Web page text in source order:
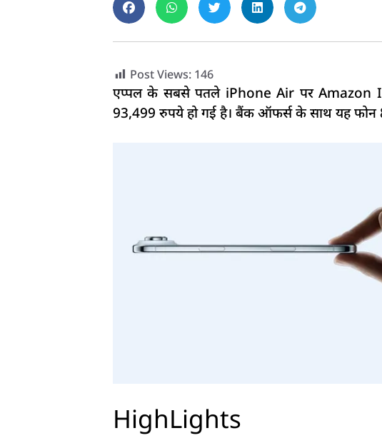
Post Views: 146
एप्पल के सबसे पतले iPhone Air पर Amazon
93,499 रुपये हो गई है। बैंक ऑफर्स के साथ यह फोन
HighLights